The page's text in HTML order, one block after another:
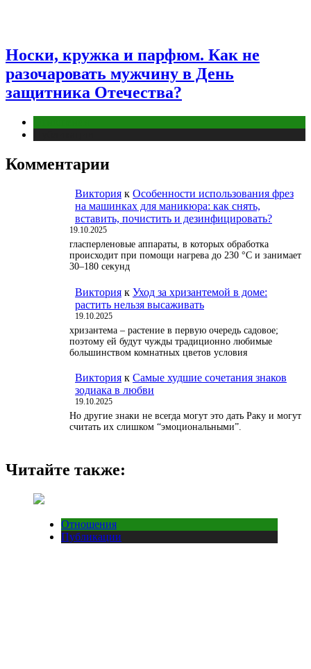
Носки, кружка и парфюм. Как не
разочаровать мужчину в День
защитника Отечества?
Комментарии
Виктория к Особенности использования фрез
на машинках для маникюра: как снять,
вставить, почистить и дезинфицировать?
19.10.2025
гласперленовые аппараты, в которых обработка
происходит при помощи нагрева до 230 °С и занимает
30–180 секунд
Виктория к Уход за хризантемой в доме:
растить нельзя высаживать
19.10.2025
хризантема – растение в первую очередь садовое;
поэтому ей будут чужды традиционно любимые
большинством комнатных цветов условия
Виктория к Самые худшие сочетания знаков
зодиака в любви
19.10.2025
Но другие знаки не всегда могут это дать Раку и могут
считать их слишком “эмоциональными”.
Читайте также:
Отношения
Публикации